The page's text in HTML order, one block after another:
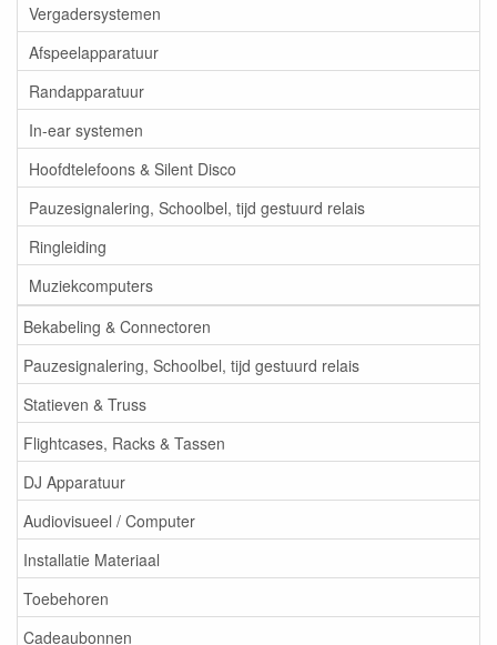
Vergadersystemen
Afspeelapparatuur
Randapparatuur
In-ear systemen
Hoofdtelefoons & Silent Disco
Pauzesignalering, Schoolbel, tijd gestuurd relais
Ringleiding
Muziekcomputers
Bekabeling & Connectoren
Pauzesignalering, Schoolbel, tijd gestuurd relais
Statieven & Truss
Flightcases, Racks & Tassen
DJ Apparatuur
Audiovisueel / Computer
Installatie Materiaal
Toebehoren
Cadeaubonnen